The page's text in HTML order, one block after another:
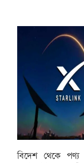
বিদেশ থেকে পণ্য